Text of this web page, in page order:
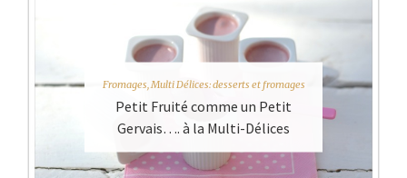
Fromages,Multi Délices: desserts et fromages
Petit Fruité comme un Petit
Gervais…. à la Multi-Délices